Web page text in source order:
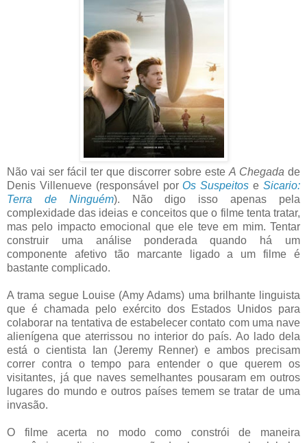
Não vai ser fácil ter que discorrer sobre este A Chegada de
Denis Villenueve (responsável por Os Suspeitos eSicario:
Terra de Ninguém). Não digo isso apenas pela
complexidade das ideias e conceitos que o filme tenta tratar,
mas pelo impacto emocional que ele teve em mim. Tentar
construir uma análise ponderada quando há um
componente afetivo tão marcante ligado a um filme é
bastante complicado.
A trama segue Louise (Amy Adams) uma brilhante linguista
que é chamada pelo exército dos Estados Unidos para
colaborar na tentativa de estabelecer contato com uma nave
alienígena que aterrissou no interior do país. Ao lado dela
está o cientista Ian (Jeremy Renner) e ambos precisam
correr contra o tempo para entender o que querem os
visitantes, já que naves semelhantes pousaram em outros
lugares do mundo e outros países temem se tratar de uma
invasão.
O filme acerta no modo como constrói de maneira